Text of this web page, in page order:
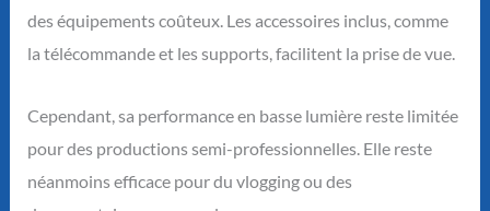
des équipements coûteux. Les accessoires inclus, comme
la télécommande et les supports, facilitent la prise de vue.
Cependant, sa performance en basse lumière reste limitée
pour des productions semi-professionnelles. Elle reste
néanmoins efficace pour du vlogging ou des